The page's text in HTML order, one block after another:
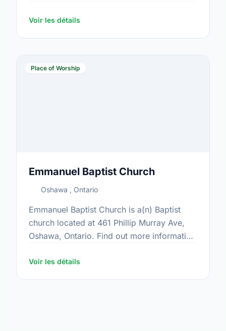
Voir les détails
Place of Worship
Emmanuel Baptist Church
Oshawa , Ontario
Emmanuel Baptist Church is a(n) Baptist
church located at 461 Phillip Murray Ave,
Oshawa, Ontario. Find out more information
Voir les détails